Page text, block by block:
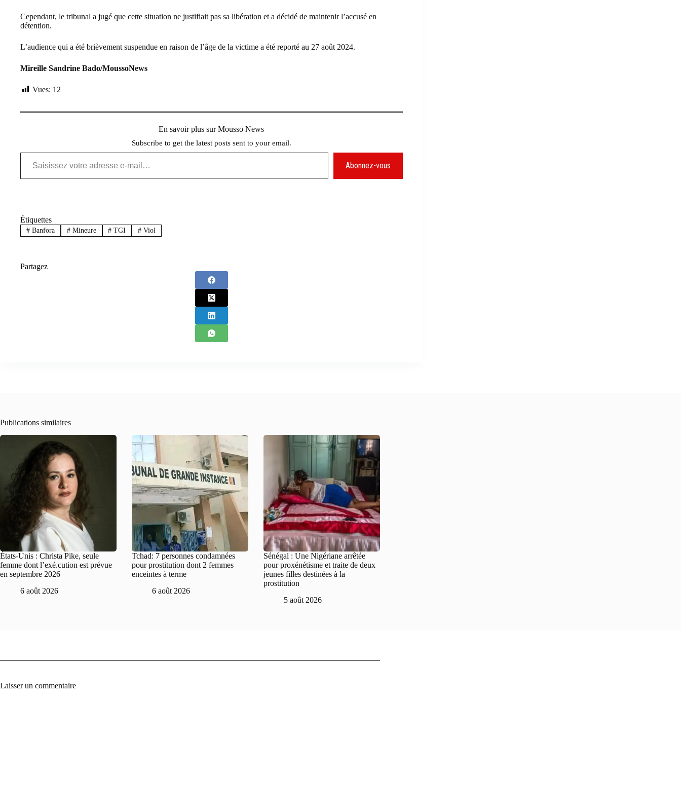
Cependant, le tribunal a jugé que cette situation ne justifiait pas sa libération et a décidé de maintenir l’accusé en
détention.
L’audience qui a été brièvement suspendue en raison de l’âge de la victime a été reporté au 27 août 2024.
Mireille Sandrine Bado/MoussoNews
Vues: 12
En savoir plus sur Mousso News
Subscribe to get the latest posts sent to your email.
Saisissez votre adresse e-mail…
Abonnez-vous
Étiquettes
#Banfora #Mineure # TGI # Viol
Partagez
Publications similaires
États-Unis : Christa Pike, seule
femme dont l’exé.cution est prévue
en septembre 2026
6 août 2026
Tchad: 7 personnes condamnées
pour prostitution dont 2 femmes
enceintes à terme
6 août 2026
Sénégal : Une Nigériane arrêtée
pour proxénétisme et traite de deux
jeunes filles destinées à la
prostitution
5 août 2026
Laisser un commentaire